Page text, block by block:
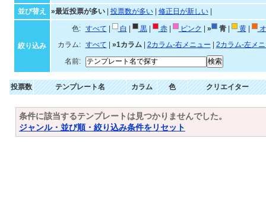
並び替え
»最近投票が多い| 投票数が多い| 修正日が新しい|
絞り込み
色: すべて 白 黒| 赤| ピンク » 青| 黄|
カラム:
すべて »1カラム| 2カラム-右メニュー
2カラム-左メ
名前:
投票数 テンプレート名 カラム 色 クリエイター
条件に該当するテンプレートは見つかりませんでした。
ジャンル・並び順・絞り込み条件をリセット